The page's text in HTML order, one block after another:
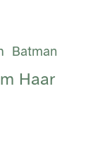
Batman
Haar